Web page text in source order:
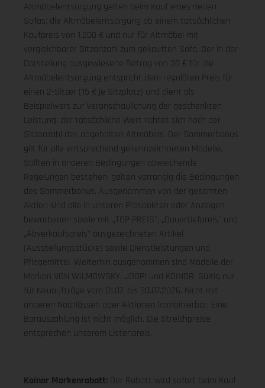
Altmöbelentsorgung gelten beim Kauf eines neuen
Sofas; die Altmöbelentsorgung ab einem tatsächlichen
Kaufpreis von 1.200 € und nur für Altmöbel mit
vergleichbarer Sitzanzahl zum gekauften Sofa. Der in der
Darstellung ausgewiesene Betrag von 30 € für die
Altmöbelentsorgung entspricht dem regulären Preis für
einen 2-Sitzer (15 € je Sitzplatz) und dient als
Beispielwert zur Veranschaulichung der geschenkten
Leistung; der tatsächliche Wert richtet sich nach der
Sitzanzahl des abgeholten Altmöbels. Der Sommerbonus
gilt für alle entsprechend gekennzeichneten Modelle.
Sollten in anderen Bedingungen abweichende
Regelungen bestehen, gelten vorrangig die Bedingungen
des Sommerbonus. Ausgenommen von der gesamten
Aktion sind alle in unseren Prospekten oder Anzeigen
beworbenen sowie mit „TOP PREIS", „Dauertiefpreis" und
„Abverkaufspreis" ausgezeichneten Artikel
(Ausstellungsstücke) sowie Dienstleistungen und
Pflegemittel. Weiterhin ausgenommen sind Modelle der
Marken VON WILMOWSKY, JOOP! und KOINOR. Gültig nur
für Neuaufträge vom 01.07. bis 30.07.2026. Nicht mit
anderen Nachlässen oder Aktionen kombinierbar. Eine
Barauszahlung ist nicht möglich. Die Streichpreise
entsprechen unserem Listenpreis.
Koinor Markenrabatt: Der Rabatt wird sofort beim Kauf